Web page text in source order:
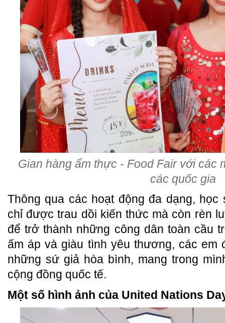
Gian hàng ẩm thực - Food Fair với các
các quốc gia
Thông qua các hoạt động đa dạng,
chỉ được trau dồi kiến thức mà còn rèn
để trở thành những công dân toàn cầu
ấm áp và giàu tình yêu thương, các em
những sứ giả hòa bình, mang trong
cộng đồng quốc tế.
Một số hình ảnh của United Nations